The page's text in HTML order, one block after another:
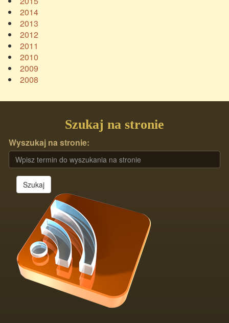
2014
2013
2012
2011
2010
2009
2008
Szukaj na stronie
Wyszukaj na stronie:
Szukaj